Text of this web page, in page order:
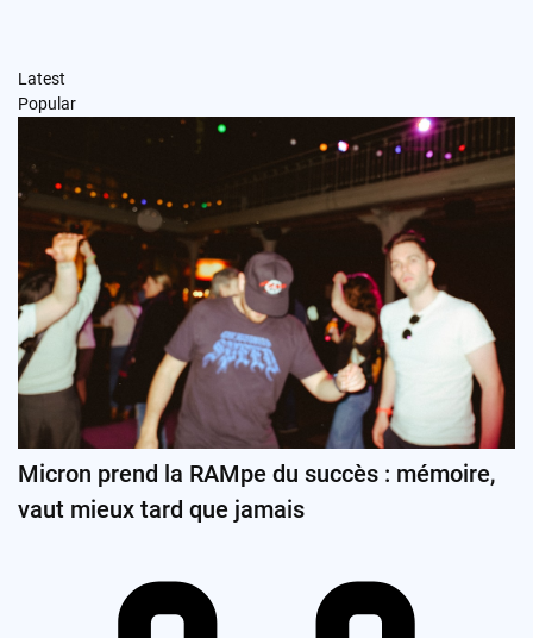
Latest
Popular
Micron prend la RAMpe du succès : mémoire,
vaut mieux tard que jamais